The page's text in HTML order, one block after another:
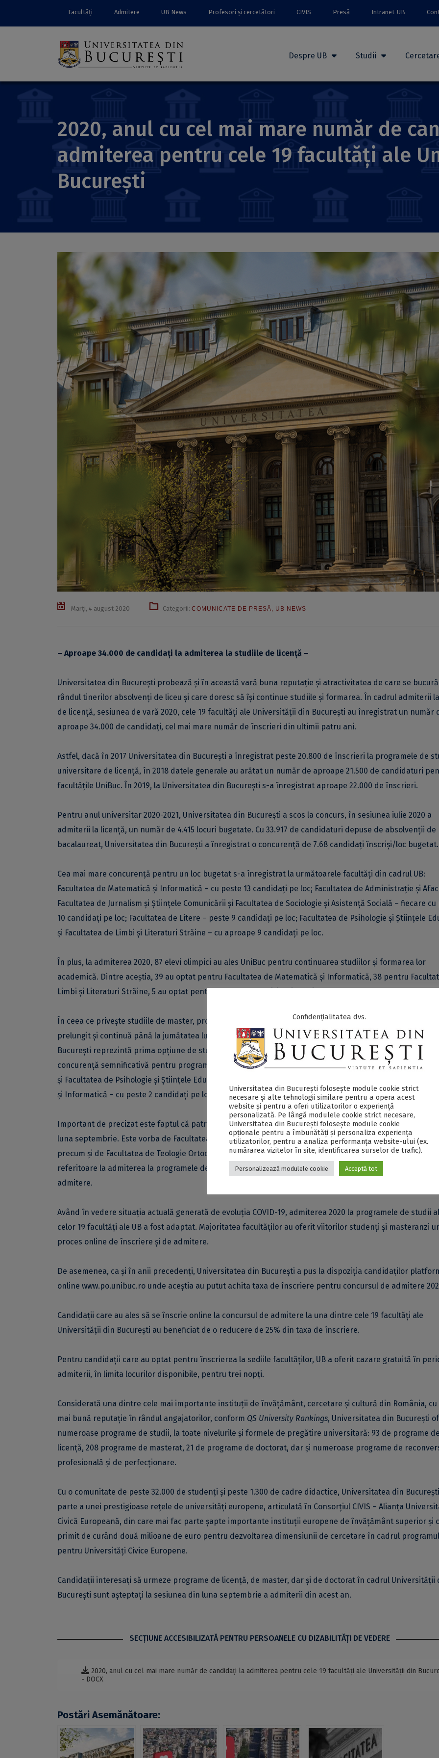
Facultăți Admitere UB News Profesori și cercetători CIVIS Presă Intranet-UB
Despre UB Studii
2020, anul cu cel mai mare număr de
admiterea pentru cele 19 facultăți ale
București
Marți, 4 august 2020 Categorii: COMUNICATE DE PRESĂ, UB NEWS
– Aproape 34.000 de candidați la admiterea la studiile de licență –
Universitatea din București probează și în această vară buna reputație și atractivitatea de care se
rândul tinerilor absolvenți de liceu și care doresc să își continue studiile și formarea. În cadrul admiterii
de licență, sesiunea de vară 2020, cele 19 facultăți ale Universității din București au înregistrat un număr
aproape 34.000 de candidați, cel mai mare număr de înscrieri din ultimii patru ani.
Astfel, dacă în 2017 Universitatea din București a înregistrat peste 20.800 de înscrieri la programele de
universitare de licență, în 2018 datele generale au arătat un număr de aproape 21.500 de candidaturi
facultățile UniBuc. În 2019, la Universitatea din București s-a înregistrat aproape 22.000 de înscrieri.
Pentru anul universitar 2020-2021, Universitatea din București a scos la concurs, în sesiunea iulie 2020 a
admiterii la licență, un număr de 4.415 locuri bugetate. Cu 33.917 de candidaturi depuse de absolvenții de
bacalaureat, Universitatea din București a înregistrat o concurență de 7.68 candidați înscriși/loc bugetat.
Cea mai mare concurență pentru un loc bugetat s-a înregistrat la următoarele facultăți din cadrul UB:
Facultatea de Matematică și Informatică – cu peste 13 candidați pe loc; Facultatea de Administrație și
Facultatea de Jurnalism și Științele Comunicării și Facultatea de Sociologie și Asistență Socială – fiecare cu
10 candidați pe loc; Facultatea de Litere – peste 9 candidați pe loc; Facultatea de Psihologie și Științele
și Facultatea de Limbi și Literaturi Străine – cu aproape 9 candidați pe loc.
În plus, la admiterea 2020, 87 elevi olimpici au ales UniBuc pentru continuarea studiilor și formarea lor
academică. Dintre aceștia, 39 au optat pentru Facultatea de Matematică și Informatică, 38 pentru
Limbi și Literaturi Străine, 5 au optat pentru Facultatea de Fizică, iar alți 3 pentru Facultatea de Geografie.
În ceea ce privește studiile de master, procesul de admitere pentru anumite programe ale facultăților a
prelungit și continuă până la jumătatea lunii august a anului 2020. Ca și în anii anteriori, Universitatea din
București reprezintă prima opțiune de studiu și pentru un număr semnificativ de absolvenți de licență.
concurență semnificativă pentru programele de master s-a înregistrat la Facultatea de Administrație și
și Facultatea de Psihologie și Științele Educației – cu peste 3 candidați pe loc, dar și la Facultatea de
și Informatică – cu peste 2 candidați pe loc.
Important de precizat este faptul că patru facultăți ale UB organizează sesiune de admitere la master
luna septembrie. Este vorba de Facultatea de Biologie, Facultatea de Drept, Facultatea de Geologie și
precum și de Facultatea de Teologie Ortodoxă „Justinian Patriarhul”. Vom reveni cu informații complete
referitoare la admiterea la programele de master în cursul lunii septembrie, odată cu finalizarea
admitere.
Având în vedere situația actuală generată de evoluția COVID-19, admiterea 2020 la programele de studii
celor 19 facultăți ale UB a fost adaptat. Majoritatea facultăților au oferit viitorilor studenți și masteranzi
proces online de înscriere și de admitere.
De asemenea, ca și în anii precedenți, Universitatea din București a pus la dispoziția candidaților
online www.po.unibuc.ro unde aceștia au putut achita taxa de înscriere pentru concursul de admitere
Candidații care au ales să se înscrie online la concursul de admitere la una dintre cele 19 facultăți ale
Universității din București au beneficiat de o reducere de 25% din taxa de înscriere.
Pentru candidații care au optat pentru înscrierea la sediile facultăților, UB a oferit cazare gratuită în
admiterii, în limita locurilor disponibile, pentru trei nopți.
Considerată una dintre cele mai importante instituții de învățământ, cercetare și cultură din România, cu
mai bună reputație în rândul angajatorilor, conform QS University Rankings, Universitatea din București
numeroase programe de studii, la toate nivelurile și formele de pregătire universitară: 93 de programe de
licență, 208 programe de masterat, 21 de programe de doctorat, dar și numeroase programe de
profesională și de perfecționare.
Cu o comunitate de peste 32.000 de studenți și peste 1.300 de cadre didactice, Universitatea din
parte a unei prestigioase rețele de universități europene, articulată în Consorțiul CIVIS – Alianța
Civică Europeană, din care mai fac parte șapte importante instituții europene de învățământ superior și
primit de curând două milioane de euro pentru dezvoltarea dimensiunii de cercetare în cadrul
pentru Universități Civice Europene.
Candidații interesați să urmeze programe de licență, de master, dar și de doctorat în cadrul Universității
București sunt așteptați la sesiunea din luna septembrie a admiterii din acest an.
SECŢIUNE ACCESIBILIZATĂ PENTRU PERSOANELE CU DIZABILITĂŢI DE VEDERE
2020, anul cu cel mai mare număr de candidați la admiterea pentru cele 19 facultăți ale Universității din
- DOCX
Postări Asemănătoare:
Confidențialitatea dvs.
Universitatea din București folosește module cookie strict
necesare și alte tehnologii similare pentru a opera acest
website și pentru a oferi utilizatorilor o experiență
personalizată. Pe lângă modulele cookie strict necesare,
Universitatea din București folosește module cookie
opționale pentru a îmbunătăți și personaliza experiența
utilizatorilor, pentru a analiza performanța website-ului (ex.
numărarea vizitelor în site, identificarea surselor de trafic).
Personalizează modulele cookie Acceptă tot